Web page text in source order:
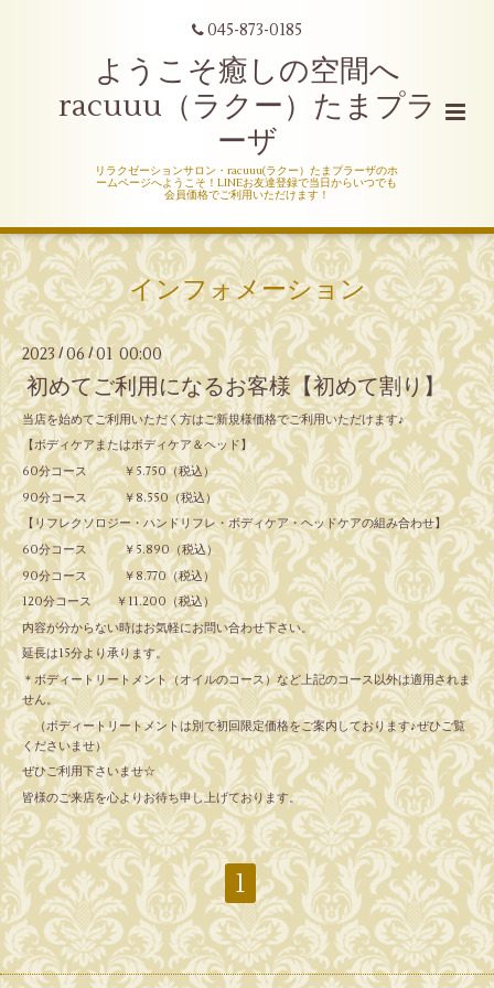
045-873-0185
ようこそ癒しの空間へ
racuuu（ラクー）たまプラ
ーザ
リラクゼーションサロン・racuuu(ラクー）たまプラーザのホ
ームページへようこそ！LINEお友達登録で当日からいつでも
会員価格でご利用いただけます！
インフォメーション
2023/06 /01 00:00
初めてご利用になるお客様【初めて割り】
当店を始めてご利用いただく方はご新規様価格でご利用いただけます♪
【ボディケアまたはボディケア＆ヘッド】
60分コース ￥5.750（税込）
90分コース ￥8.550（税込）
【リフレクソロジー・ハンドリフレ・ボディケア・ヘッドケアの組み合わせ】
60分コース ￥5.890（税込）
90分コース ￥8.770（税込）
120分コース ￥11.200（税込）
内容が分からない時はお気軽にお問い合わせ下さい。
延長は15分より承ります。
＊ボディートリートメント（オイルのコース）など上記のコース以外は適用されま
せん。
（ボディートリートメントは別で初回限定価格をご案内しております♪ぜひご覧
くださいませ）
ぜひご利用下さいませ☆
皆様のご来店を心よりお待ち申し上げております。
1